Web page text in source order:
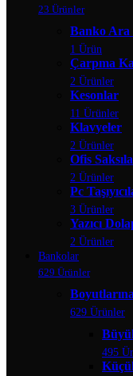
23 Ürünler
Banko Ara
1 Ürün
Çarpma
2 Ürünler
Kesonlar
11 Ürünler
Klavyeler
2 Ürünler
Ofis
2 Ürünler
Pc
3 Ürünler
Yazıcı
2 Ürünler
Bankolar
629 Ürünler
629 Ürünler
495